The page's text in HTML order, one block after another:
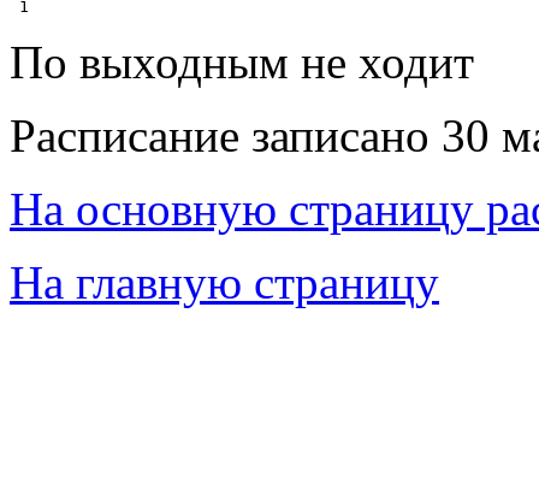
По выходным не ходит
Расписание записано 30
На основную страницу
На главную страницу